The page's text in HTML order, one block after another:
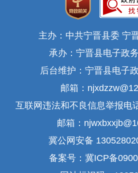
主办：中共宁晋县委 宁
承办：宁晋县电子政
后台维护：宁晋县电子
邮箱：
互联网违法和不良信息举报电
邮箱：
冀公网安备
备案号：冀ICP备